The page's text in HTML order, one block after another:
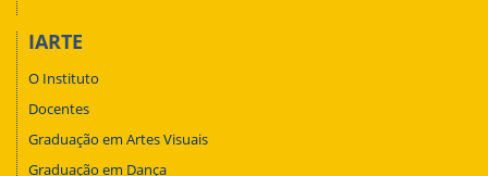
IARTE
O Instituto
Docentes
Graduação em Artes Visuais
Graduação em Dança